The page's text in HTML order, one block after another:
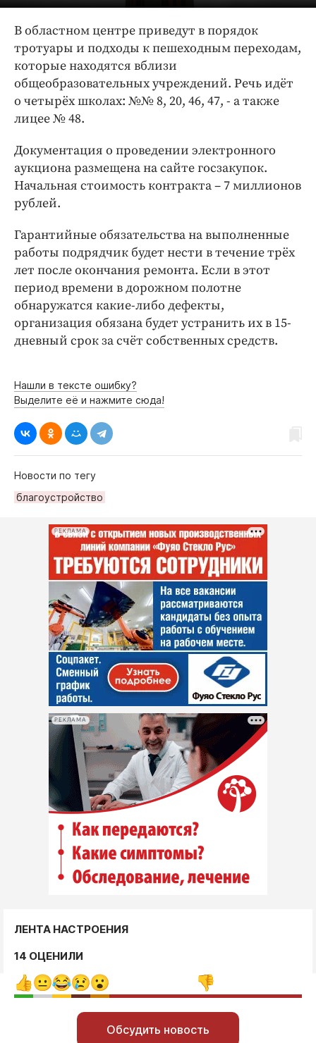
ПРОЕКТЫ
Блоги
Издания
Медиаперсона
Интересное чтиво
Клиника года
Работодатель года
В областном центре приведут в порядок
тротуары и подходы к пешеходным переходам,
которые находятся вблизи
общеобразовательных учреждений. Речь идёт
о четырёх школах: №№ 8, 20, 46, 47, - а также
лицее № 48.
Документация о проведении электронного
аукциона размещена на сайте госзакупок.
Начальная стоимость контракта – 7 миллионов
рублей.
Гарантийные обязательства на выполненные
работы подрядчик будет нести в течение трёх
лет после окончания ремонта. Если в этот
период времени в дорожном полотне
обнаружатся какие-либо дефекты,
организация обязана будет устранить их в 15-
дневный срок за счёт собственных средств.
Нашли в тексте ошибку?
Выделите её и нажмите сюда!
Новости по тегу
благоустройство
РЕКЛАМА
РЕКЛАМА
ЛЕНТА НАСТРОЕНИЯ
14 ОЦЕНИЛИ
Обсудить новость